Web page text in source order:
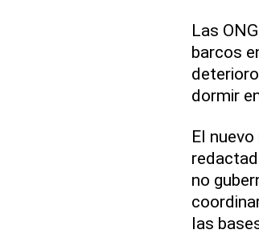
Las
barcos
dormir
El
no
las